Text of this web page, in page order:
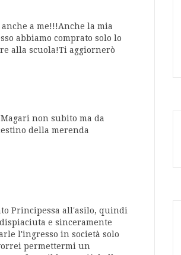
a me!!!Anche la mia
abbiamo comprato solo lo
alla scuola!Ti aggiornerò
non subito ma da
della merenda
Principessa all'asilo, quindi
e sinceramente
l'ingresso in società solo
permettermi un